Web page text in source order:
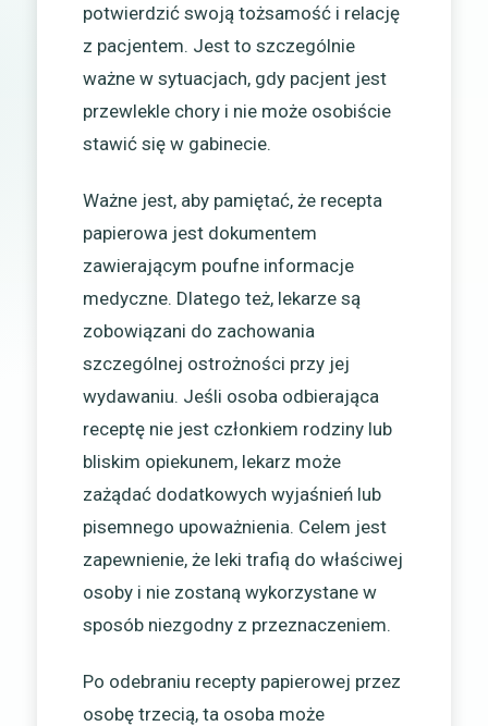
potwierdzić swoją tożsamość i relację
z pacjentem. Jest to szczególnie
ważne w sytuacjach, gdy pacjent jest
przewlekle chory i nie może osobiście
stawić się w gabinecie.
Ważne jest, aby pamiętać, że recepta
papierowa jest dokumentem
zawierającym poufne informacje
medyczne. Dlatego też, lekarze są
zobowiązani do zachowania
szczególnej ostrożności przy jej
wydawaniu. Jeśli osoba odbierająca
receptę nie jest członkiem rodziny lub
bliskim opiekunem, lekarz może
zażądać dodatkowych wyjaśnień lub
pisemnego upoważnienia. Celem jest
zapewnienie, że leki trafią do właściwej
osoby i nie zostaną wykorzystane w
sposób niezgodny z przeznaczeniem.
Po odebraniu recepty papierowej przez
osobę trzecią, ta osoba może